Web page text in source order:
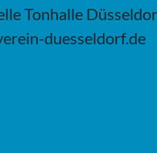
Tonhalle
duesseldorf.de